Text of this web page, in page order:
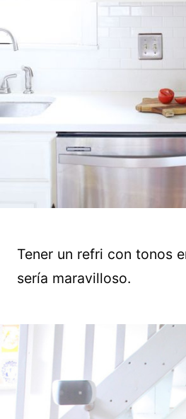
Tener un refri con tonos
sería maravilloso.